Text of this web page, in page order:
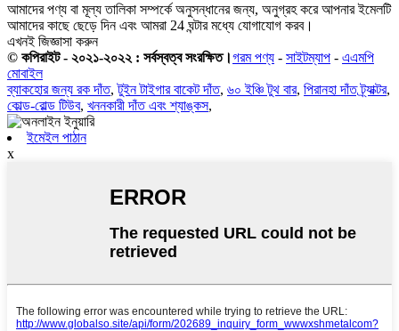
আমাদের পণ্য বা মূল্য তালিকা সম্পর্কে অনুসন্ধানের জন্য, অনুগ্রহ করে আপনার ইমেলটি
আমাদের কাছে ছেড়ে দিন এবং আমরা 24 ঘন্টার মধ্যে যোগাযোগ করব।
এখনই জিজ্ঞাসা করুন
© কপিরাইট - ২০২১-২০২২ : সর্বস্বত্ব সংরক্ষিত।গরম পণ্য - সাইটম্যাপ - এএমপি
মোবাইল
ব্যাকহোর জন্য রক দাঁত,টুইন টাইগার বাকেট দাঁত, ৬০ ইঞ্চি টুথ বার, পিরানহা দাঁত ট্র্যাক্টর,
কোল্ড-রোল্ড টিউব, খননকারী দাঁত এবং শ্যাঙ্কস,
ইমেইল পাঠান
x